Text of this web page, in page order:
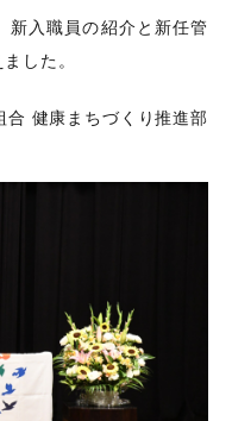
新入職員の紹介と新任管
した。
合 健康まちづくり推進部